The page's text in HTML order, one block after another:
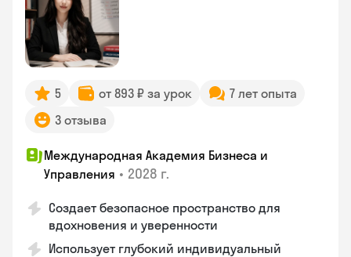
5 от 893 ₽ за урок
7 лет опыта
3 отзыва
Международная Академия Бизнеса и
Управления • 2028 г.
Создает безопасное пространство для
вдохновения и уверенности
Использует глубокий индивидуальный